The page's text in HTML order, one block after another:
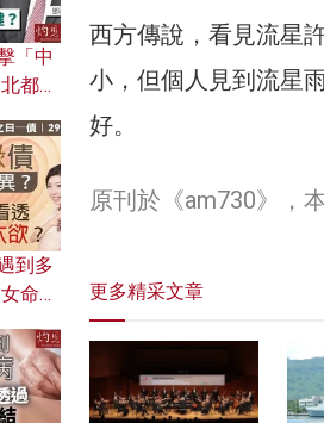
西方傳說，看見流星
小，但個人見到流星
好。
原刊於《am730》，
更多精采文章
「中
都如
到多
命途